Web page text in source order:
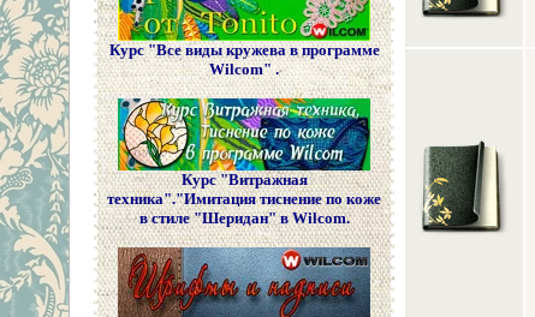
Курс "Все виды кружева в программе
Wilcom" .
Курс "Витражная
техника"."Имитация тиснение по коже
в стиле "Шеридан" в Wilcom.